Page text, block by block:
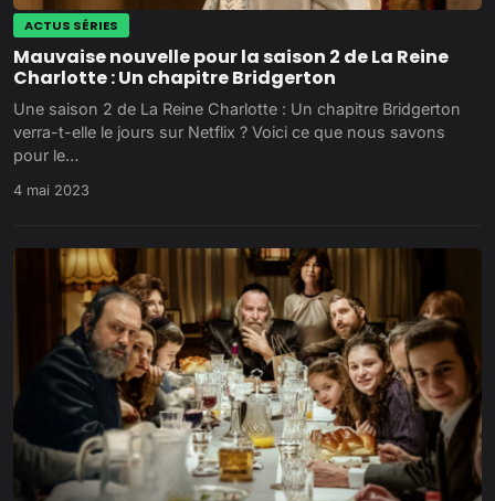
ACTUS SÉRIES
Mauvaise nouvelle pour la saison 2 de La Reine
Charlotte : Un chapitre Bridgerton
Une saison 2 de La Reine Charlotte : Un chapitre Bridgerton
verra-t-elle le jours sur Netflix ? Voici ce que nous savons
pour le…
4 mai 2023